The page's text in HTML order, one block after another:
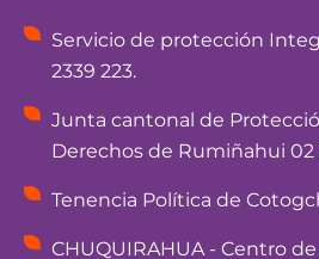
Servicio de protección
2339 223.
Junta cantonal de
Derechos de Rumiñahui 02
Tenencia Política de
CHUQUIRAHUA - Centro